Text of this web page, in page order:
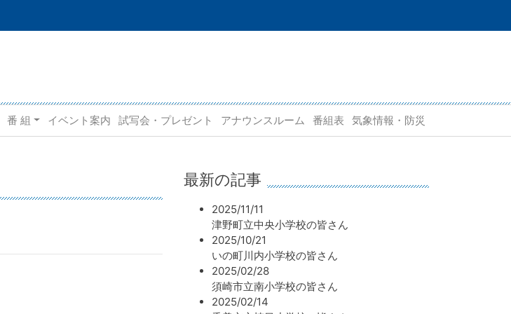
番 組 イベント案内 試写会・プレゼント アナウンスルーム 番組表 気象情報・防災
最新の記事
2025/11/11
津野町立中央小学校の皆さん
2025/10/21
いの町川内小学校の皆さん
2025/02/28
須崎市立南小学校の皆さん
2025/02/14